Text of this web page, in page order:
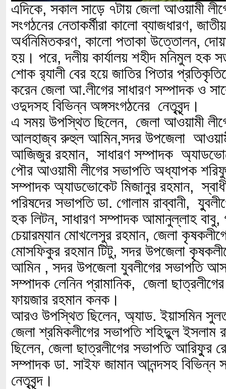
এদিকে, সকাল সাড়ে ৭টায় জেলা আওয়ামী
সংগঠনের নেতাকর্মীরা কালো ব্যাজধারণ,
অর্ধনিমিতকরণ, কালো পতাকা উত্তোলন,
হয়। পরে, দলীয় কার্যালয় শহীদ মনিমুল হক
শোক র‌্যালী বের হয়ে জাতির পিতার
করেন জেলা আ.লীগের সাধারণ সম্পাদক ও
ওদুদসহ বিভিন্ন অঙ্গসংগঠনের নেতৃবৃন্দ।
এ সময় উপস্থিত ছিলেন, জেলা আওয়ামী
আলহাজ্ব রুহুল আমিন,সদর উপজেলা
আজিজুর রহমান, সাধারণ সম্পাদক
পৌর আওয়ামী লীগের সভাপতি অধ্যাপক
সম্পাদক অ্যাডভোকেট মিজানুর রহমান,
পরিষদের সভাপতি ডা. গোলাম রাব্বানী,
হক লিটন, সাধারণ সম্পাদক আমানুল্লাহ বাবু,
চেয়ারম্যান মোখলেসুর রহমান, জেলা
মোসফিকুর রহমান টিটু, সদর উপজেলা
আমিন , সদর উপজেলা যুবলীগের সভাপতি
সম্পাদক লেনিন প্রামানিক, জেলা
ফায়জার রহমান কনক।
আরও উপস্থিত ছিলেন, অ্যাড. ইয়াসমিন
জেলা শ্রমিকলীগের সভাপতি শহিদুুল
ছিলেন, জেলা ছাত্রলীগের সভাপতি আরিফুুর
সম্পাদক ডা. সাইফ জামান আনন্দসহ বিভিন্ন
নেতৃবৃন্দ।